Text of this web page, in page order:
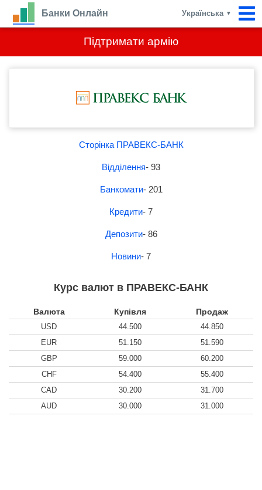
Підтримати армію
Банки Онлайн Українська ▼
Сторінка ПРАВЕКС-БАНК
Відділення- 93
Банкомати- 201
Кредити- 7
Депозити- 86
Новини- 7
Курс валют в ПРАВЕКС-БАНК
Валюта Купівля Продаж
USD 44.500
44.850
EUR
51.150
51.590
GBP
59.000
60.200
CHF
54.400
55.400
CAD
30.200
31.700
AUD
30.000 31.000